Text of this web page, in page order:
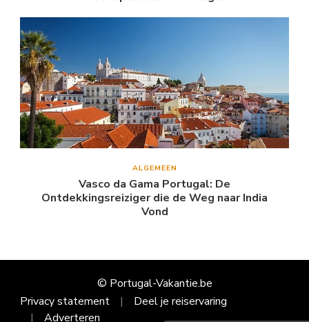
ALGEMEEN
Vasco da Gama Portugal: De
Ontdekkingsreiziger die de Weg naar India
Vond
© Portugal-Vakantie.be
Privacy statement
Deel je reiservaring
Adverteren